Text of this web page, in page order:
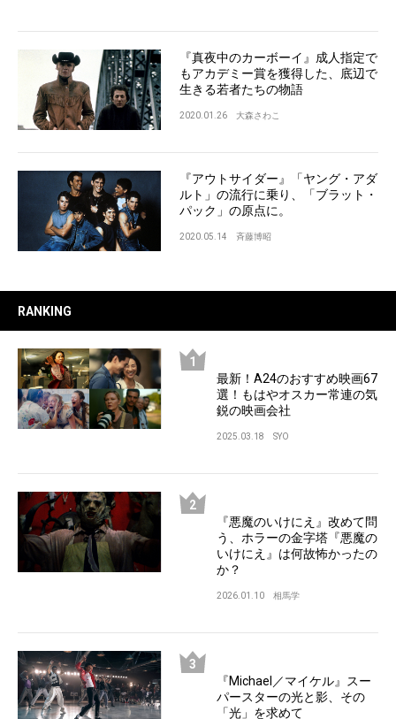
『真夜中のカーボーイ』成人指定で
もアカデミー賞を獲得した、底辺で
生きる若者たちの物語
2020.01.26 大森さわこ
『アウトサイダー』「ヤング・アダ
ルト」の流行に乗り、「ブラット・
パック」の原点に。
2020.05.14 斉藤博昭
RANKING
最新！A24のおすすめ映画67
選！もはやオスカー常連の気
鋭の映画会社
2025.03.18 SYO
『悪魔のいけにえ』改めて問
う、ホラーの金字塔『悪魔の
いけにえ』は何故怖かったの
か？
2026.01.10 相馬学
『Michael／マイケル』スー
パースターの光と影、その
「光」を求めて